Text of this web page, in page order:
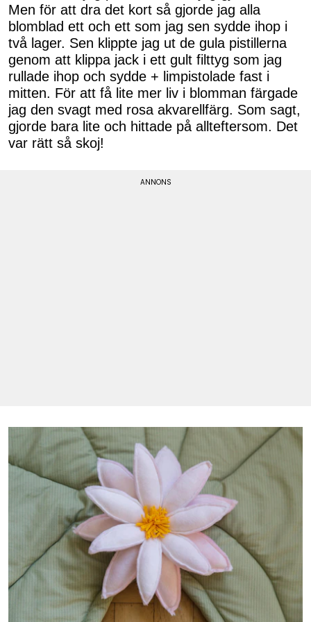
Men för att dra det kort så gjorde jag alla
blomblad ett och ett som jag sen sydde ihop i
två lager. Sen klippte jag ut de gula pistillerna
genom att klippa jack i ett gult filttyg som jag
rullade ihop och sydde + limpistolade fast i
mitten. För att få lite mer liv i blomman färgade
jag den svagt med rosa akvarellfärg. Som sagt,
gjorde bara lite och hittade på allteftersom. Det
var rätt så skoj!